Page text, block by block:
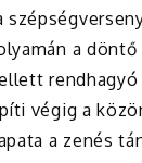
a
végig a
a zenés